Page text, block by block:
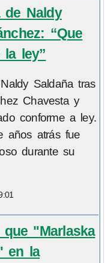
de Naldy
“Que
ley”
Saldaña tras
Chavesta y
conforme a ley.
años atrás fue
durante su
"Marlaska
en la